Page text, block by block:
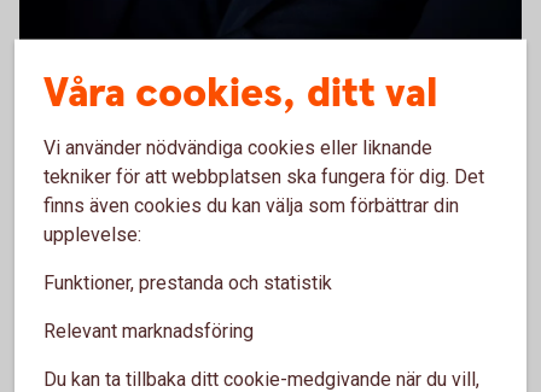
Kundstöd privat
Tel: 0123-129 18
Epost: erika.angefur@valdemarsvikssparbank.se
Våra cookies, ditt val
Vi använder nödvändiga cookies eller liknande
tekniker för att webbplatsen ska fungera för dig. Det
finns även cookies du kan välja som förbättrar din
upplevelse:
Funktioner, prestanda och statistik
Relevant marknadsföring
Du kan ta tillbaka ditt cookie-medgivande när du vill,